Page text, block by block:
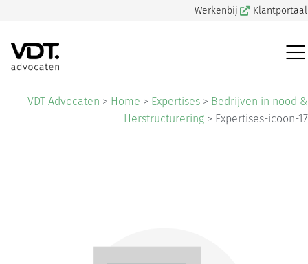
Werkenbij Klantportaal
VDT Advocaten > Home > Expertises > Bedrijven in nood &
Herstructurering > Expertises-icoon-17